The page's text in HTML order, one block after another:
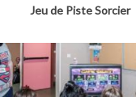
Jeu de Piste Sorcier